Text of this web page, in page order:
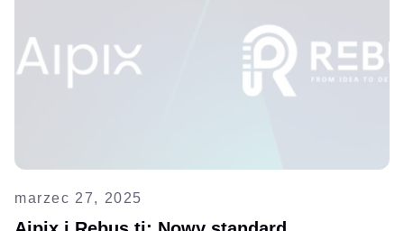
marzec 27, 2025